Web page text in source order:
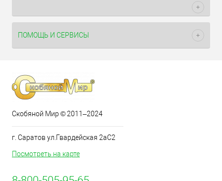
ПОМОЩЬ И СЕРВИСЫ
Скобяной Мир © 2011–2024
г. Саратов ул.Гвардейская 2аС2
Посмотреть на карте